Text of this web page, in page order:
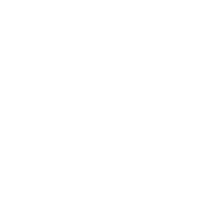
wir erneut einen
sehr schön und
der gut getarnt
wussten, wo wir zuerst
ein voller Erfolg,
Somit haben wir heute
Mal und sonnige
Absprache entschieden